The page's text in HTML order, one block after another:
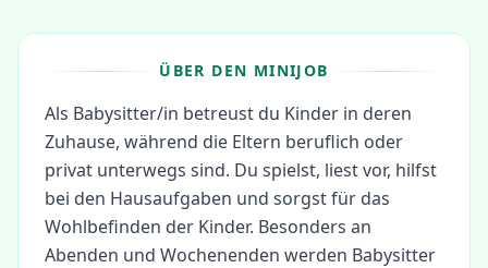
ÜBER DEN MINIJOB
Als Babysitter/in betreust du Kinder in deren
Zuhause, während die Eltern beruflich oder
privat unterwegs sind. Du spielst, liest vor, hilfst
bei den Hausaufgaben und sorgst für das
Wohlbefinden der Kinder. Besonders an
Abenden und Wochenenden werden Babysitter